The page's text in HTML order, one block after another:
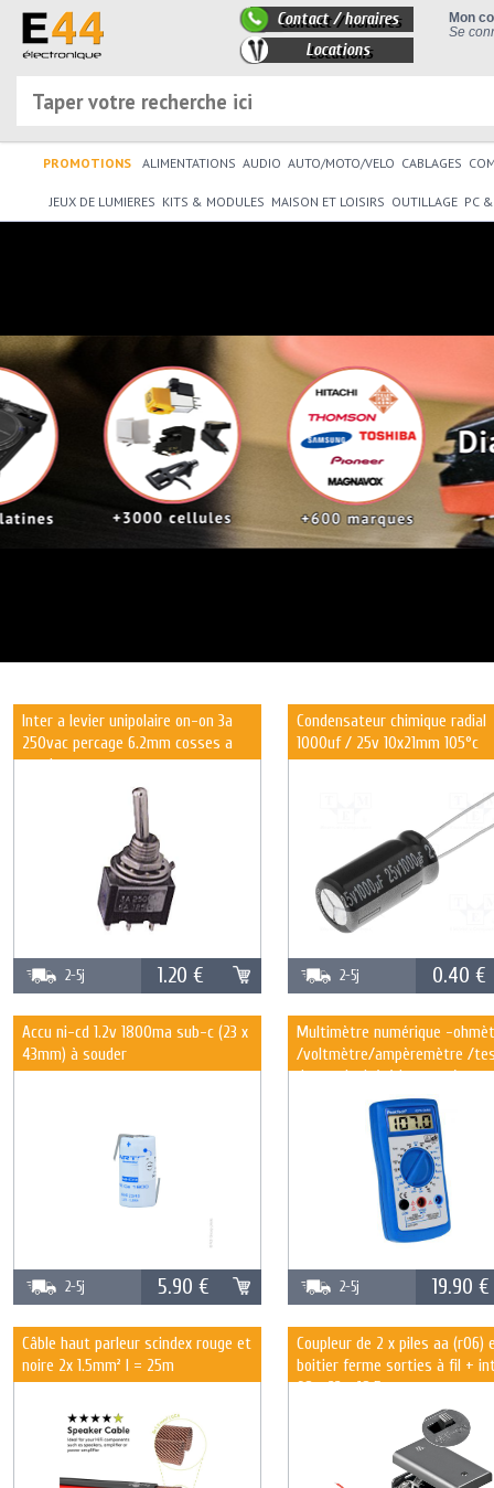
Mon
Se
Contact / horaires
Locations
PROMOTIONS ALIMENTATIONS AUDIO AUTO/MOTO/VELO CABLAGES
JEUX DE LUMIERES KITS & MODULES MAISON ET LOISIRS OUTILLAGE PC
Inter a levier unipolaire on-on 3a
250vac percage 6.2mm cosses a
souder
1.20 €
2-5j
Condensateur chimique radial
1000uf / 25v 10x21mm 105°c
0.40 €
2-5j
Accu ni-cd 1.2v 1800ma sub-c (23 x
43mm) à souder
5.90 €
2-5j
Multimètre numérique -
/voltmètre/ampèremètre /
de continuité /thermomètre
sonde k - cat3 300 v -
19.90 €
2-5j
Câble haut parleur scindex rouge et
noire 2x 1.5mm² l = 25m
Coupleur de 2 x piles aa (r06)
boitier ferme sorties à fil +
68 x 33 x 18.5mm